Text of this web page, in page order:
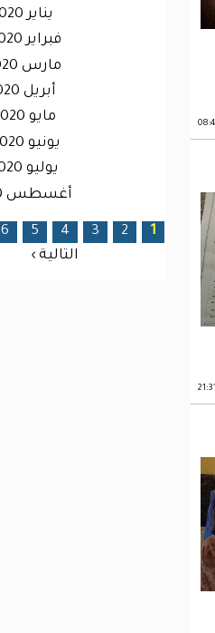
يناير 2020
فبراير 2020
مارس 2020
أبريل 2020
مايو 2020
يونيو 2020
يوليو 2020
أغسطس 2020
الصفحات
1
2
3
4
5
6
التالية ›